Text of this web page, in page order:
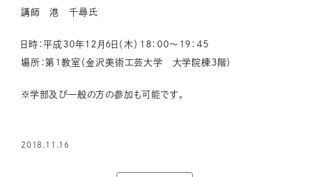
講師 港 千尋氏
日時：平成３０年１２月６日（木）１８：００～１９：４５
場所：第１教室（金沢美術工芸大学 大学院棟３階）
※学部及び一般の方の参加も可能です。
2018.11.16